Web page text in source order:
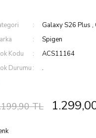
Galaxy S26 Plus ,
Spigen
Kodu
ACS11164
Durumu
.
TL